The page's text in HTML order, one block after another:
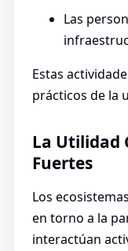
Las
Estas
prácticos de la
La Utilidad
Fuertes
Los
en torno a la
interactúan